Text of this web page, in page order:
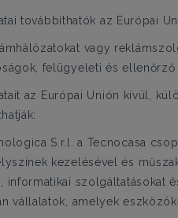
továbbíthatók az Európai
vagy
felügyeleti és
az Európai Unión kívül,
S.r.l. a Tecnocasa
kezelésével és
informatikai szolgáltatásokat
vállalatok, amelyek